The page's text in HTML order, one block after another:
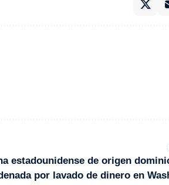
estadounidense de origen
por lavado de dinero en